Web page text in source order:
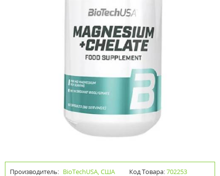
Производитель: BioTechUSA, США Код Товара:702253